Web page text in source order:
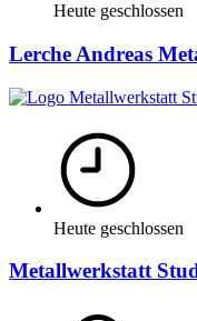
Heute geschlossen
Lerche Andreas
Heute geschlossen
Metallwerkstatt